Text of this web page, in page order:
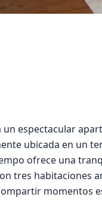
espectacular
ubicada en un
ofrece una
tres habitaciones
momentos